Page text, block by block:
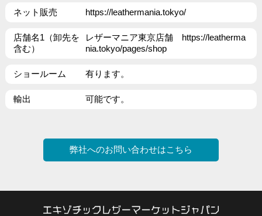
ネット販売 https://leathermania.tokyo/
店舗名1（卸先を
含む）
レザーマニア東京店舗 https://leatherma
nia.tokyo/pages/shop
ショールーム 有ります。
輸出 可能です。
弊社へのお問い合わせはこちら